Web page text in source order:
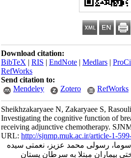
Download citation:
BibTeX|RIS|EndNote|Medlars|
RefWorks
Send citation to:
Mendeley
Zotero RefWorks
Sheikhzakaryaee N, Zakaryaee S,
Investigating the cognitive function of
receiving adjunctive chemotherapy.
URL:http://sjnmp.muk.ac.ir/article-1-
سوما، رسولی محمد عزیز، نعمتی سیده
بیماران مبتلا به سرطان پستان